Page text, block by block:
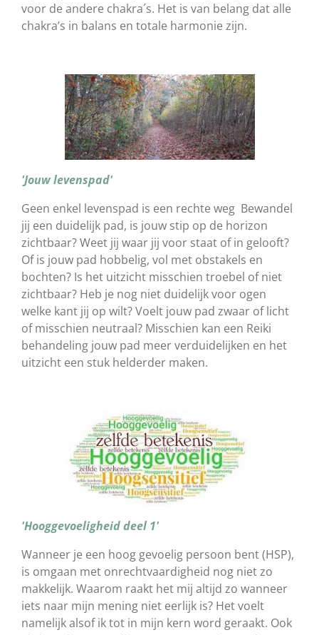
voor de andere chakra´s. Het is van belang dat alle
chakra’s in balans en totale harmonie zijn.
'Jouw levenspad'
Geen enkel levenspad is een rechte weg Bewandel
jij een duidelijk pad, is jouw stip op de horizon
zichtbaar? Weet jij waar jij voor staat of in gelooft?
Of is jouw pad hobbelig, vol met obstakels en
bochten? Is het uitzicht misschien troebel of niet
zichtbaar? Heb je nog niet duidelijk voor ogen
welke kant jij op wilt? Voelt jouw pad zwaar of licht
of misschien neutraal? Misschien kan een Reiki
behandeling jouw pad meer verduidelijken en het
uitzicht een stuk helderder maken.
'Hooggevoeligheid deel 1'
Wanneer je een hoog gevoelig persoon bent (HSP),
is omgaan met onrechtvaardigheid nog niet zo
makkelijk. Waarom raakt het mij altijd zo wanneer
iets naar mijn mening niet eerlijk is? Het voelt
namelijk alsof ik tot in mijn kern word geraakt. Ook